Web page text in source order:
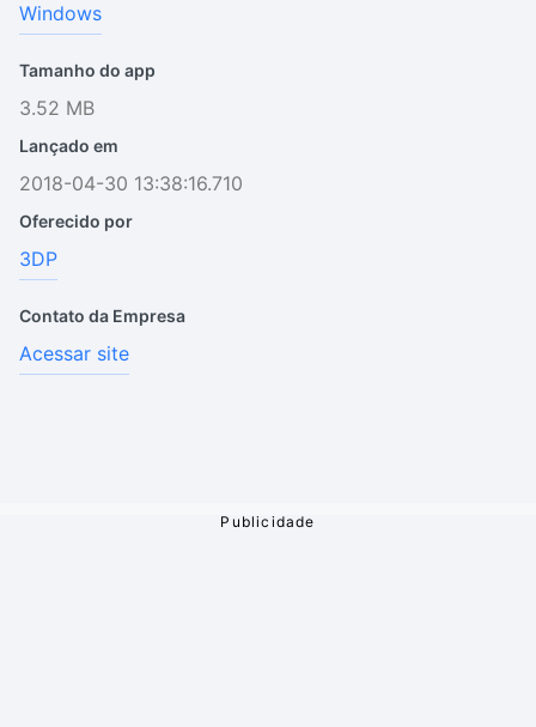
Windows
Tamanho do app
3.52 MB
Lançado em
2018-04-30 13:38:16.710
Oferecido por
3DP
Contato da Empresa
Acessar site